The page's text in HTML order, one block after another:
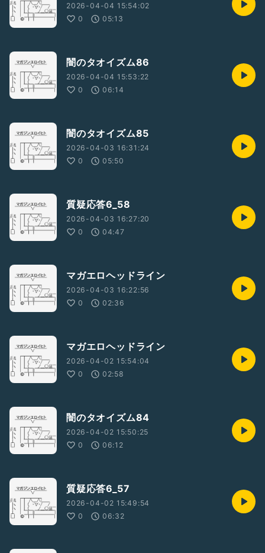
2026-04-04 15:54:02
0
05:13
闇のタオイズム86
2026-04-04 15:53:22
0
06:14
闇のタオイズム85
2026-04-03 16:31:24
0
05:50
質疑応答6_58
2026-04-03 16:27:20
0
04:47
マガエロヘッドライン
2026-04-03 16:22:56
0
02:36
マガエロヘッドライン
2026-04-02 15:54:04
0
02:58
闇のタオイズム84
2026-04-02 15:50:25
0
06:12
質疑応答6_57
2026-04-02 15:49:54
0
06:32